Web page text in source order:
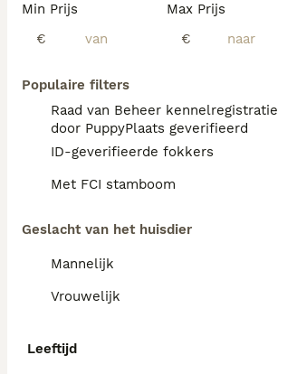
Min Prijs
€
Max Prijs
€
Populaire filters
Raad van Beheer kennelregistratie
door PuppyPlaats geverifieerd
ID-geverifieerde fokkers
Met FCI stamboom
Geslacht van het huisdier
Mannelijk
Vrouwelijk
Leeftijd